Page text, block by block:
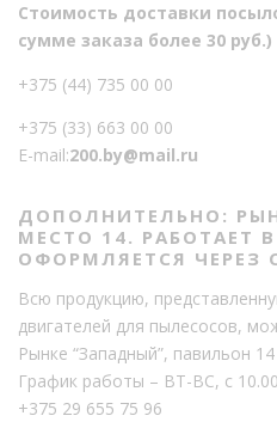
Стоимость доставки
сумме заказа более 30 руб.)
+375 (44) 735 00 00
+375 (33) 663 00 00
E-mail:200.by@mail.ru
ДОПОЛНИТЕЛЬНО:
МЕСТО 14. РАБОТАЕТ
ОФОРМЛЯЕТСЯ ЧЕРЕЗ
Всю продукцию,
двигателей для пылесосов,
Рынке “Западный”, павильон
График работы – ВТ-ВС, с
+375 29 655 75 96